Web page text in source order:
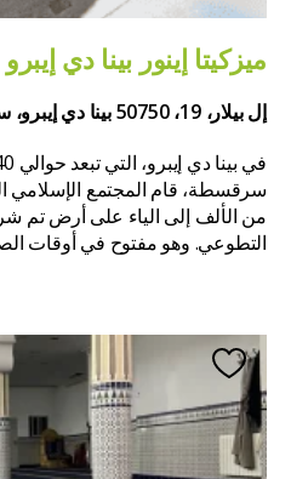
ميزكيتا إينور بينا دي إيبرو
إل بيلار، 19، 50750 بينا دي إيبرو، سرقسطة، إسبانيا
سرقسطة، قام المجتمع الإسلامي
من الألف إلى الياء على أرض تم
التطوعي. وهو مفتوح في أوقات